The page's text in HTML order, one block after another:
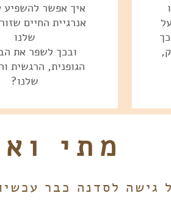
איך אפשר להשפיע
אנרגיית החיים
שלנו
ובכך לשפר את
הגופנית, הרגשית
שלנו?
מתי
גישה לסדנה כבר